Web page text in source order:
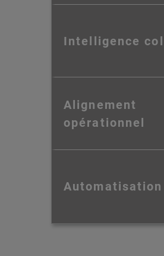
Intelligence
Alignement
opérationnel
Automatisation